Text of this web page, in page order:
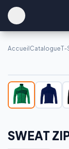
Accueil CatalogueT-
SWEAT